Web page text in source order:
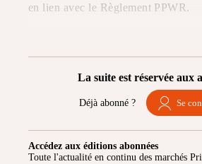
en lien avec le Règlement PPWR.
La suite est réservée aux
Déjà abonné ? Se
Accédez aux éditions abonnées
Toute l'actualité en continu des marchés